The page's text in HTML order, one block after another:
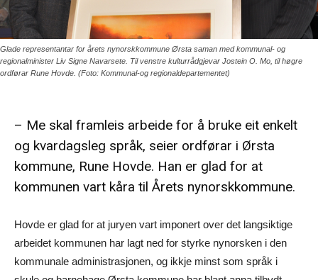
Glade representantar for årets nynorskkommune Ørsta saman med kommunal- og
regionalminister Liv Signe Navarsete. Til venstre kulturrådgjevar Jostein O. Mo, til høgre
ordførar Rune Hovde. (Foto: Kommunal-og regionaldepartementet)
– Me skal framleis arbeide for å bruke eit enkelt
og kvardagsleg språk, seier ordførar i Ørsta
kommune, Rune Hovde. Han er glad for at
kommunen vart kåra til Årets nynorskkommune.
Hovde er glad for at juryen vart imponert over det langsiktige
arbeidet kommunen har lagt ned for styrke nynorsken i den
kommunale administrasjonen, og ikkje minst som språk i